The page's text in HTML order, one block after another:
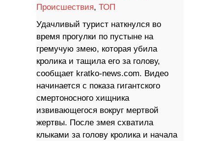
Происшествия, ТОП
Удачливый турист наткнулся во
время прогулки по пустыне на
гремучую змею, которая убила
кролика и тащила его за голову,
сообщает kratko-news.com. Видео
начинается с показа гигантского
смертоносного хищника
извивающегося вокруг мертвой
жертвы. После змея схватила
клыками за голову кролика и начала